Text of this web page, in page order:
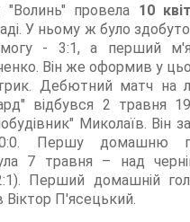
"Волинь" провела 10
У ньому ж було
- 3:1, а перший
Він же оформив у
Дебютний матч на
відбувся 2 травня
Миколаїв. Він
Першу домашню
7 травня – над
Перший домашній
Віктор П'ясецький.